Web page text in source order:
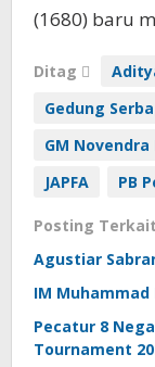
(1680) baru
Ditag
Gedung
GM
JAPFA
PB
Posting Terkait
Agustiar
IM
Pecatur 8
Tournament